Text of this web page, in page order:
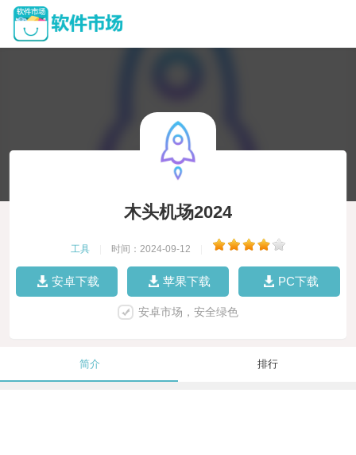
木头机场2024
工具 时间：2024-09-12
安卓下载 苹果下载 PC下载
安卓市场，安全绿色
简介 排行